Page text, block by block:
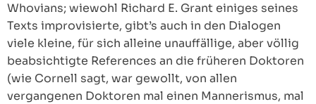
Whovians; wiewohl Richard E. Grant einiges seines
Texts improvisierte, gibt’s auch in den Dialogen
viele kleine, für sich alleine unauffällige, aber völlig
beabsichtigte References an die früheren Doktoren
(wie Cornell sagt, war gewollt, von allen
vergangenen Doktoren mal einen Mannerismus, mal